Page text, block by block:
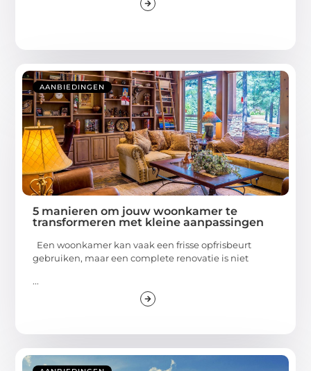
AANBIEDINGEN
5 manieren om jouw woonkamer te
transformeren met kleine aanpassingen
Een woonkamer kan vaak een frisse opfrisbeurt
gebruiken, maar een complete renovatie is niet
...